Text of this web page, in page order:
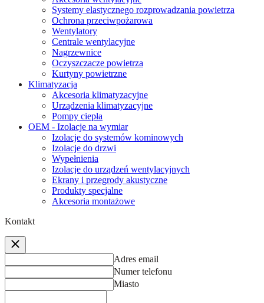
Systemy elastycznego rozprowadzania powietrza
Ochrona przeciwpożarowa
Wentylatory
Centrale wentylacyjne
Nagrzewnice
Oczyszczacze powietrza
Kurtyny powietrzne
Klimatyzacja
Akcesoria klimatyzacyjne
Urządzenia klimatyzacyjne
Pompy ciepła
OEM - Izolacje na wymiar
Izolacje do systemów kominowych
Izolacje do drzwi
Wypełnienia
Izolacje do urządzeń wentylacyjnych
Ekrany i przegrody akustyczne
Produkty specjalne
Akcesoria montażowe
Kontakt
Adres email
Numer telefonu
Miasto